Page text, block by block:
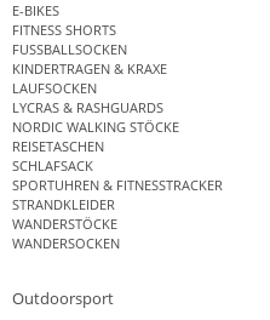
E-BIKES
FITNESS SHORTS
FUSSBALLSOCKEN
KINDERTRAGEN & KRAXE
LAUFSOCKEN
LYCRAS & RASHGUARDS
NORDIC WALKING STÖCKE
REISETASCHEN
SCHLAFSACK
SPORTUHREN & FITNESSTRACKER
STRANDKLEIDER
WANDERSTÖCKE
WANDERSOCKEN
Outdoorsport